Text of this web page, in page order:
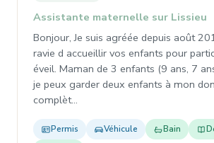
Assistante maternelle sur Lissieu
Bonjour, Je suis agréée depuis août
ravie d accueillir vos enfants pour
éveil. Maman de 3 enfants (9 ans, 7
je peux garder deux enfants à mon
complèt…
Permis Véhicule Bain